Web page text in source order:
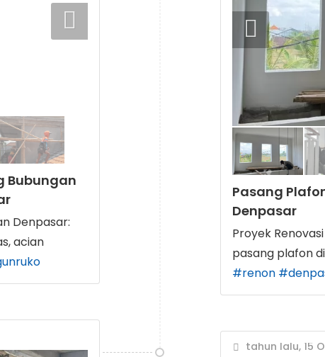
Bubungan
Denpasar:
acian
Pasang
Denpasar
Proyek
pasang plafon
#renon
tahun lalu, 15